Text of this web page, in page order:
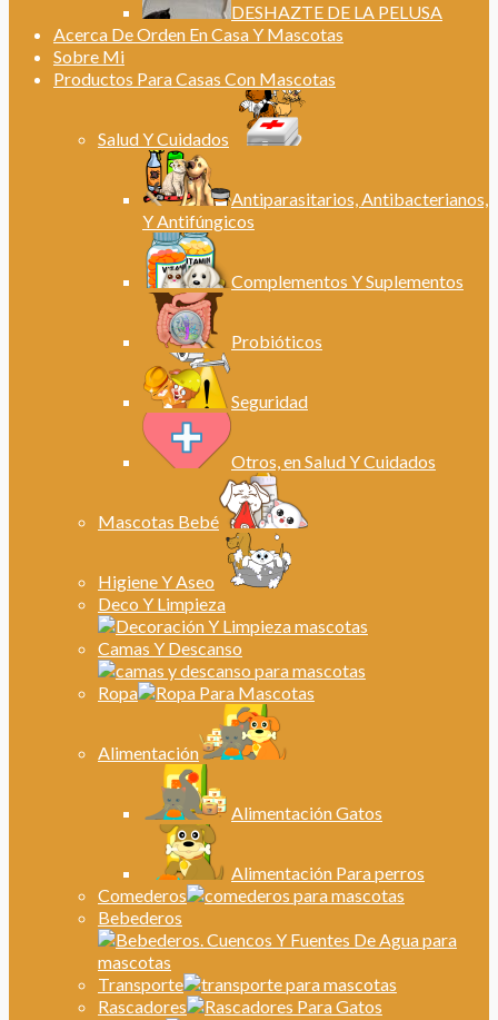
DESHAZTE DE LA PELUSA
Acerca De Orden En Casa Y Mascotas
Sobre Mi
Productos Para Casas Con Mascotas
Salud Y Cuidados
Antiparasitarios, Antibacterianos,
Y Antifúngicos
Complementos Y Suplementos
Probióticos
Seguridad
Otros, en Salud Y Cuidados
Mascotas Bebé
Higiene Y Aseo
Deco Y Limpieza
Camas Y Descanso
Ropa
Alimentación
Alimentación Gatos
Alimentación Para perros
Comederos
Bebederos
Transporte
Rascadores